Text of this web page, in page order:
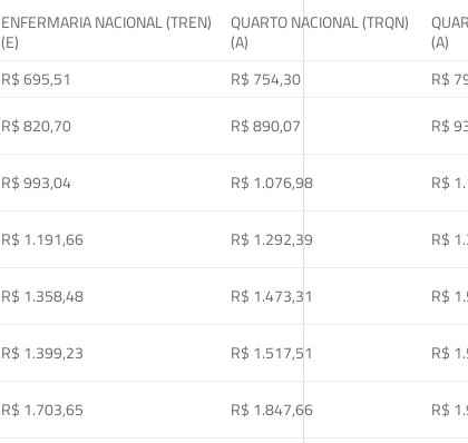
ENFERMARIA NACIONAL (TREN)
(E)
QUARTO NACIONAL (TRQN)
(A)
(A)
R$ 695,51 R$ 754,30
R$
R$ 820,70 R$ 890,07
R$
R$ 993,04 R$ 1.076,98
R$
R$ 1.191,66 R$ 1.292,39
R$
R$ 1.358,48 R$ 1.473,31
R$
R$ 1.399,23 R$ 1.517,51
R$
R$ 1.703,65 R$ 1.847,66
R$